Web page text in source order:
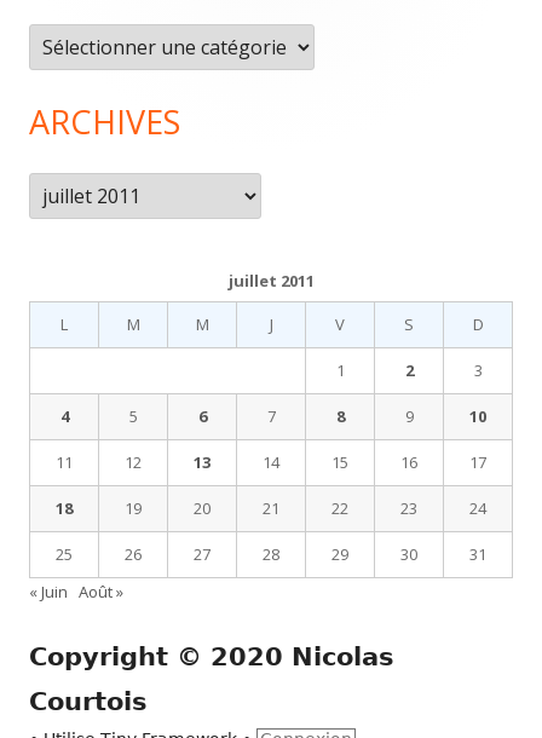
pied
de
page
Catégories
ARCHIVES
Archives
juillet 2011
L
M M J V S D
1 2 3
4 5 6 7 8 9 10
11 12 13 14 15 16 17
18 19 20 21 22 23 24
25 26 27 28 29 30
31
« Juin Août »
Copyright © 2020 Nicolas
Courtois